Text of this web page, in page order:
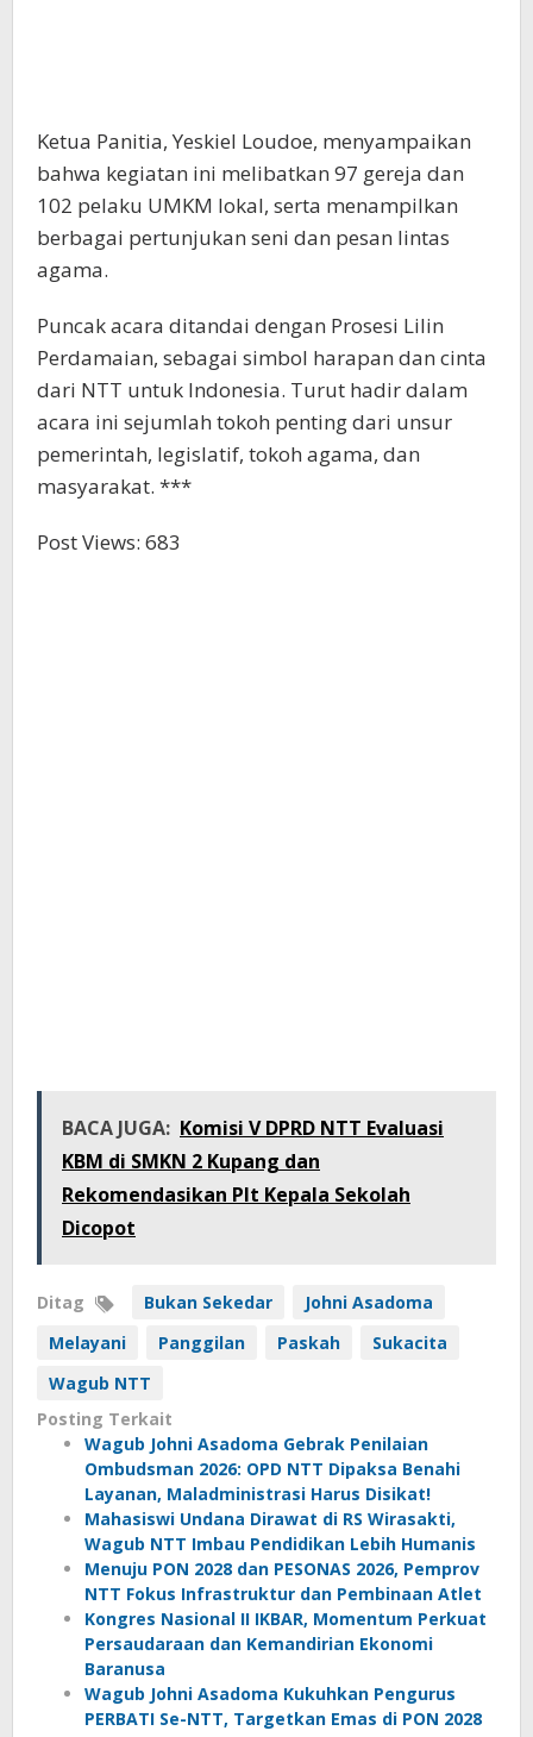
Ketua Panitia, Yeskiel Loudoe, menyampaikan
bahwa kegiatan ini melibatkan 97 gereja dan
102 pelaku UMKM lokal, serta menampilkan
berbagai pertunjukan seni dan pesan lintas
agama.
Puncak acara ditandai dengan Prosesi Lilin
Perdamaian, sebagai simbol harapan dan cinta
dari NTT untuk Indonesia. Turut hadir dalam
acara ini sejumlah tokoh penting dari unsur
pemerintah, legislatif, tokoh agama, dan
masyarakat. ***
Post Views: 683
BACA JUGA: Komisi V DPRD NTT Evaluasi
KBM di SMKN 2 Kupang dan
Rekomendasikan Plt Kepala Sekolah
Dicopot
Ditag Bukan Sekedar
Johni Asadoma
Melayani
Panggilan Paskah
Sukacita
Wagub NTT
Posting Terkait
Wagub Johni Asadoma Gebrak Penilaian
Ombudsman 2026: OPD NTT Dipaksa Benahi
Layanan, Maladministrasi Harus Disikat!
Mahasiswi Undana Dirawat di RS Wirasakti,
Wagub NTT Imbau Pendidikan Lebih Humanis
Menuju PON 2028 dan PESONAS 2026, Pemprov
NTT Fokus Infrastruktur dan Pembinaan Atlet
Kongres Nasional II IKBAR, Momentum Perkuat
Persaudaraan dan Kemandirian Ekonomi
Baranusa
Wagub Johni Asadoma Kukuhkan Pengurus
PERBATI Se-NTT, Targetkan Emas di PON 2028